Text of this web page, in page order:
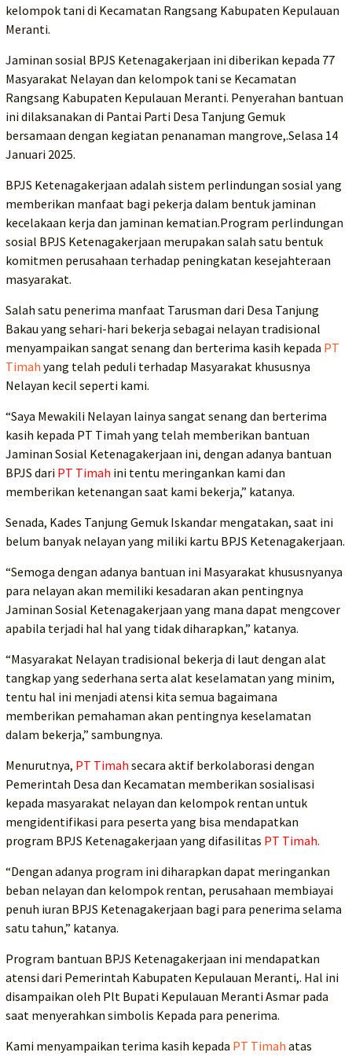
kelompok tani di Kecamatan Rangsang Kabupaten Kepulauan
Meranti.
Jaminan sosial BPJS Ketenagakerjaan ini diberikan kepada 77
Masyarakat Nelayan dan kelompok tani se Kecamatan
Rangsang Kabupaten Kepulauan Meranti. Penyerahan bantuan
ini dilaksanakan di Pantai Parti Desa Tanjung Gemuk
bersamaan dengan kegiatan penanaman mangrove,.Selasa 14
Januari 2025.
BPJS Ketenagakerjaan adalah sistem perlindungan sosial yang
memberikan manfaat bagi pekerja dalam bentuk jaminan
kecelakaan kerja dan jaminan kematian.Program perlindungan
sosial BPJS Ketenagakerjaan merupakan salah satu bentuk
komitmen perusahaan terhadap peningkatan kesejahteraan
masyarakat.
Salah satu penerima manfaat Tarusman dari Desa Tanjung
Bakau yang sehari-hari bekerja sebagai nelayan tradisional
menyampaikan sangat senang dan berterima kasih kepada PT
Timah yang telah peduli terhadap Masyarakat khususnya
Nelayan kecil seperti kami.
“Saya Mewakili Nelayan lainya sangat senang dan berterima
kasih kepada PT Timah yang telah memberikan bantuan
Jaminan Sosial Ketenagakerjaan ini, dengan adanya bantuan
BPJS dari PT Timah ini tentu meringankan kami dan
memberikan ketenangan saat kami bekerja,” katanya.
Senada, Kades Tanjung Gemuk Iskandar mengatakan, saat ini
belum banyak nelayan yang miliki kartu BPJS Ketenagakerjaan.
“Semoga dengan adanya bantuan ini Masyarakat khususnyanya
para nelayan akan memiliki kesadaran akan pentingnya
Jaminan Sosial Ketenagakerjaan yang mana dapat mengcover
apabila terjadi hal hal yang tidak diharapkan,” katanya.
“Masyarakat Nelayan tradisional bekerja di laut dengan alat
tangkap yang sederhana serta alat keselamatan yang minim,
tentu hal ini menjadi atensi kita semua bagaimana
memberikan pemahaman akan pentingnya keselamatan
dalam bekerja,” sambungnya.
Menurutnya, PT Timah secara aktif berkolaborasi dengan
Pemerintah Desa dan Kecamatan memberikan sosialisasi
kepada masyarakat nelayan dan kelompok rentan untuk
mengidentifikasi para peserta yang bisa mendapatkan
program BPJS Ketenagakerjaan yang difasilitas PT Timah.
“Dengan adanya program ini diharapkan dapat meringankan
beban nelayan dan kelompok rentan, perusahaan membiayai
penuh iuran BPJS Ketenagakerjaan bagi para penerima selama
satu tahun,” katanya.
Program bantuan BPJS Ketenagakerjaan ini mendapatkan
atensi dari Pemerintah Kabupaten Kepulauan Meranti,. Hal ini
disampaikan oleh Plt Bupati Kepulauan Meranti Asmar pada
saat menyerahkan simbolis Kepada para penerima.
Kami menyampaikan terima kasih kepada PT Timah atas